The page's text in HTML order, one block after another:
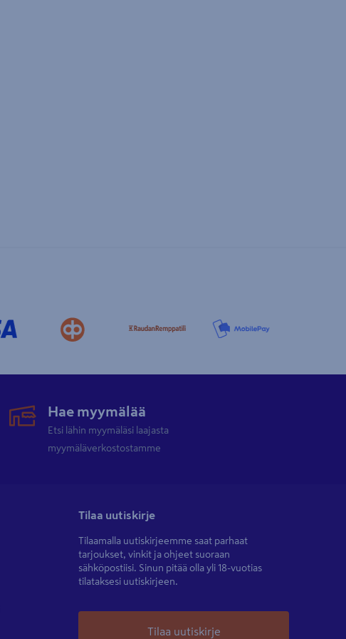
Hae myymälää
Etsi lähin myymäläsi laajasta
myymäläverkostostamme
Tilaa uutiskirje
Tilaamalla uutiskirjeemme saat parhaat
tarjoukset, vinkit ja ohjeet suoraan
sähköpostiisi. Sinun pitää olla yli 18-vuotias
tilataksesi uutiskirjeen.
Tilaa uutiskirje